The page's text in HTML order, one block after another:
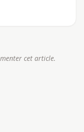
cet article.